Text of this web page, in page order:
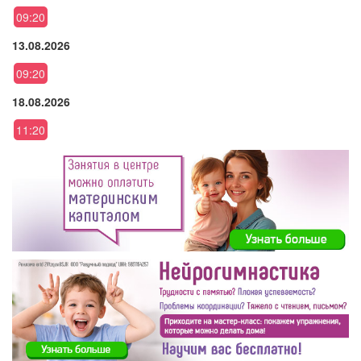
09:20
13.08.2026
09:20
18.08.2026
11:20